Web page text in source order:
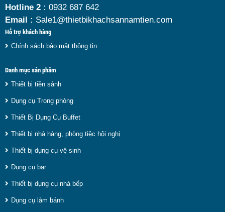
Hotline 2 : 0932 687 642
Email : Sale1@thietbikhachsannamtien.com
Hỗ trợ khách hàng
Chính sách bảo mật thông tin
Danh mục sản phẩm
Thiết bị tiền sảnh
Dụng cụ Trong phòng
Thiết Bị Dụng Cụ Buffet
Thiết bị nhà hàng, phòng tiệc hội nghị
Thiết bị dụng cụ vệ sinh
Dụng cụ bar
Thiết bị dụng cụ nhà bếp
Dụng cụ làm bánh